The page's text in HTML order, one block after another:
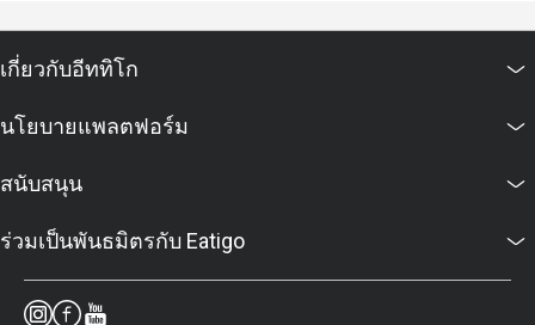
ให้บริการอาหารนานาชาติในรูปแบบ บุฟเฟต์และเมนู
ตามสั่ง (à la carte) มีทั้งอาหารไทย ญี่ปุ่น ตะวันตก ซีฟู้ด
ซูชิ ซาชิมิ เนื้อย่างระดับพรีเมียม และของหวานหลาก
ถาม: ร้านเปิดให้บริการเวลาไหนบ้าง?
ตอบ: ร้านเปิดให้บริการทุกวันตั้งแต่ 06.00 – 22.30 น.
ในช่วงวันหยุดสุดสัปดาห์
เกี่ยวกับอีททิโก
นโยบายแพลตฟอร์ม
สนับสนุน
ร่วมเป็นพันธมิตรกับ Eatigo